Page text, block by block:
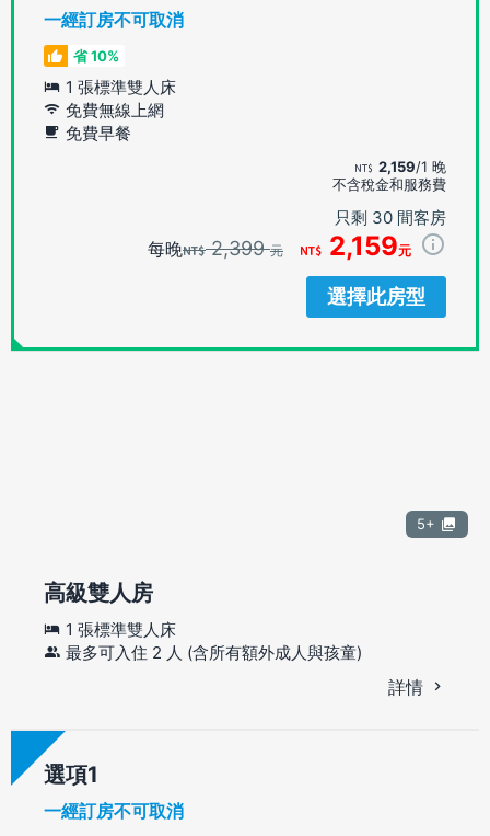
一經訂房不可取消
省 10%
1 張標準雙人床
免費無線上網
免費早餐
2,159/1 晚
不含稅金和服務費
只剩 30 間客房
每晚 2,399元 2,159元
選擇此房型
5+
高級雙人房
1 張標準雙人床
最多可入住 2 人 (含所有額外成人與孩童)
詳情
選項
一經訂房不可取消